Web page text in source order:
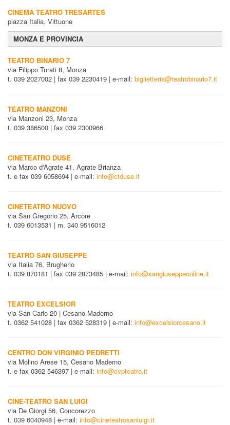
CINEMA TEATRO TRESARTES
piazza Italia, Vittuone
MONZA E PROVINCIA
TEATRO BINARIO 7
via Filippo Turati 8, Monza
t. 039 2027002 | fax 039 2230419 | e-mail: biglietteria@teatrobinario7.it
TEATRO MANZONI
via Manzoni 23, Monza
t. 039 386500 | fax 039 2300966
CINETEATRO DUSE
via Marco d'Agrate 41, Agrate Brianza
t. e fax 039 6058694 | e-mail: info@ctduse.it
CINETEATRO NUOVO
via San Gregorio 25, Arcore
t. 039 6013531 | m. 340 9516012
TEATRO SAN GIUSEPPE
via Italia 76, Brugherio
t. 039 870181 | fax 039 2873485 | e-mail: info@sangiuseppeonline.it
TEATRO EXCELSIOR
via San Carlo 20 | Cesano Maderno
t. 0362 541028 | fax 0362 528319 | e-mail: info@excelsiorcesano.it
CENTRO DON VIRGINIO PEDRETTI
via Molino Arese 15, Cesano Maderno
t. e fax 0362 546397 | e-mail: info@cvpteatro.it
CINE-TEATRO SAN LUIGI
via De Giorgi 56, Concorezzo
t. 039 6040948 | e-mail: info@cineteatrosanluigi.it